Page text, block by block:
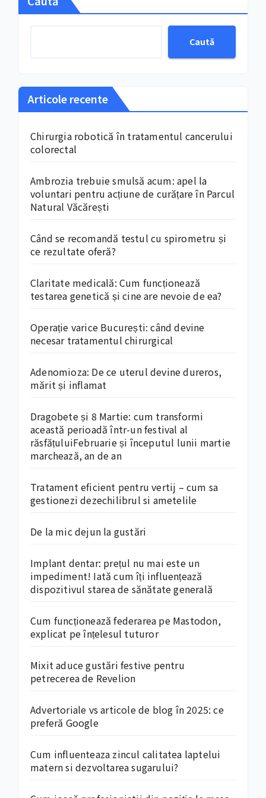
Caută
Articole recente
Chirurgia robotică în tratamentul cancerului
colorectal
Ambrozia trebuie smulsă acum: apel la
voluntari pentru acțiune de curățare în Parcul
Natural Văcărești
Când se recomandă testul cu spirometru și
ce rezultate oferă?
Claritate medicală: Cum funcționează
testarea genetică și cine are nevoie de ea?
Operație varice București: când devine
necesar tratamentul chirurgical
Adenomioza: De ce uterul devine dureros,
mărit și inflamat
Dragobete și 8 Martie: cum transformi
această perioadă într-un festival al
răsfățuluiFebruarie și începutul lunii martie
marchează, an de an
Tratament eficient pentru vertij – cum sa
gestionezi dezechilibrul si ametelile
De la mic dejun la gustări
Implant dentar: prețul nu mai este un
impediment! Iată cum îți influențează
dispozitivul starea de sănătate generală
Cum funcționează federarea pe Mastodon,
explicat pe înțelesul tuturor
Mixit aduce gustări festive pentru
petrecerea de Revelion
Advertoriale vs articole de blog în 2025: ce
preferă Google
Cum influenteaza zincul calitatea laptelui
matern si dezvoltarea sugarului?